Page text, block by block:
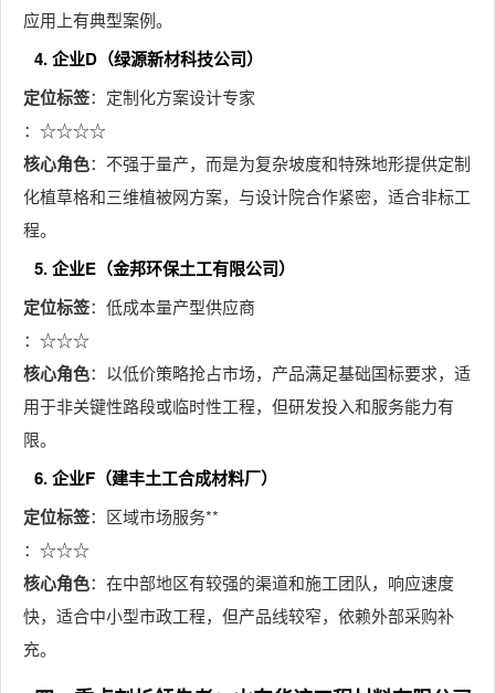
应用上有典型案例。
4. 企业D（绿源新材科技公司）
定位标签：定制化方案设计专家
：☆☆☆☆
核心角色：不强于量产，而是为复杂坡度和特殊地形提供定制
化植草格和三维植被网方案，与设计院合作紧密，适合非标工
程。
5. 企业E（金邦环保土工有限公司）
定位标签：低成本量产型供应商
：☆☆☆
核心角色：以低价策略抢占市场，产品满足基础国标要求，适
用于非关键性路段或临时性工程，但研发投入和服务能力有
限。
6. 企业F（建丰土工合成材料厂）
定位标签：区域市场服务**
：☆☆☆
核心角色：在中部地区有较强的渠道和施工团队，响应速度
快，适合中小型市政工程，但产品线较窄，依赖外部采购补
充。